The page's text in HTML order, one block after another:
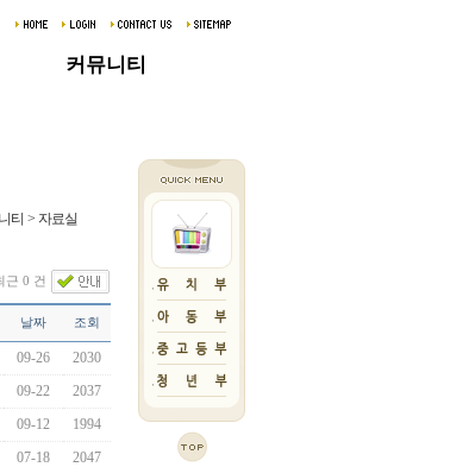
커뮤니티
티 > 자료실
근 0 건
날짜 조회
09-26
2030
09-22
2037
09-12
1994
07-18
2047